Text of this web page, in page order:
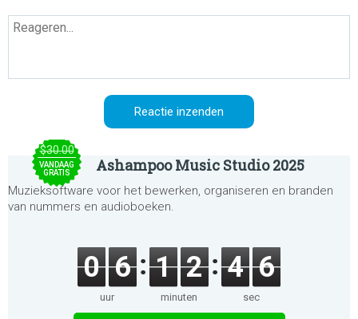
$30.00
VANDAAG
GRATIS
Ashampoo Music Studio 2025
Muzieksoftware voor het bewerken, organiseren en branden
van nummers en audioboeken.
0 6
uur
1 2
minuten
4 6
sec